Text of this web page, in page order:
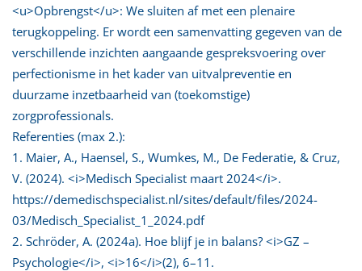
<u>Opbrengst</u>: We sluiten af met een plenaire
terugkoppeling. Er wordt een samenvatting gegeven van de
verschillende inzichten aangaande gespreksvoering over
perfectionisme in het kader van uitvalpreventie en
duurzame inzetbaarheid van (toekomstige)
zorgprofessionals.
Referenties (max 2.):
1. Maier, A., Haensel, S., Wumkes, M., De Federatie, & Cruz,
V. (2024). <i>Medisch Specialist maart 2024</i>.
https://demedischspecialist.nl/sites/default/files/2024-
03/Medisch_Specialist_1_2024.pdf
2. Schröder, A. (2024a). Hoe blijf je in balans? <i>GZ –
Psychologie</i>, <i>16</i>(2), 6–11.